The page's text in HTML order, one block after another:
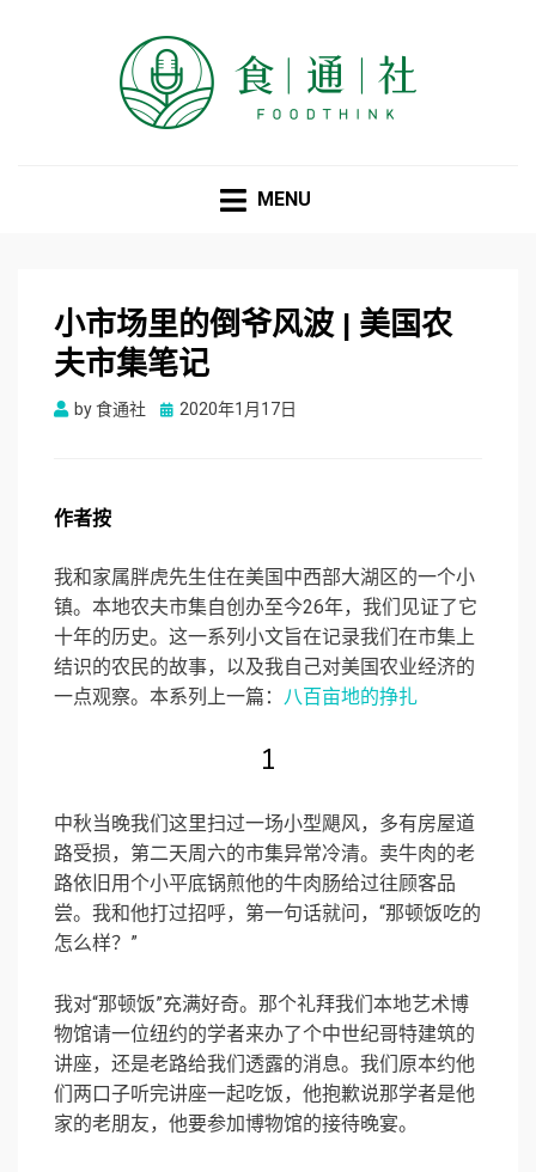
MENU
小市场里的倒爷风波 | 美国农
夫市集笔记
by食通社
Posted
2020年1月17日
作者按
我和家属胖虎先生住在美国中西部大湖区的一个小
镇。本地农夫市集自创办至今26年，我们见证了它
十年的历史。这一系列小文旨在记录我们在市集上
结识的农民的故事，以及我自己对美国农业经济的
一点观察。本系列上一篇： 八百亩地的挣扎
1
中秋当晚我们这里扫过一场小型飓风，多有房屋道
路受损，第二天周六的市集异常冷清。卖牛肉的老
路依旧用个小平底锅煎他的牛肉肠给过往顾客品
尝。我和他打过招呼，第一句话就问，“那顿饭吃的
怎么样？”
我对“那顿饭”充满好奇。那个礼拜我们本地艺术博
物馆请一位纽约的学者来办了个中世纪哥特建筑的
讲座，还是老路给我们透露的消息。我们原本约他
们两口子听完讲座一起吃饭，他抱歉说那学者是他
家的老朋友，他要参加博物馆的接待晚宴。